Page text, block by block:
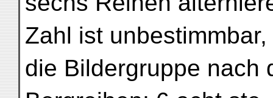
Zahl ist unbestimmbar,
die Bildergruppe nach